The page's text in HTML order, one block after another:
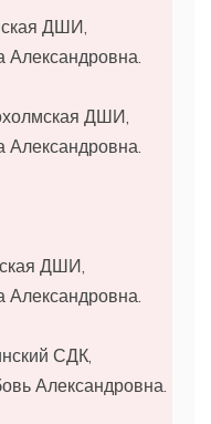
ДШИ,
Александровна.
ДШИ,
Александровна.
ДШИ,
Александровна.
СДК,
Александровна.